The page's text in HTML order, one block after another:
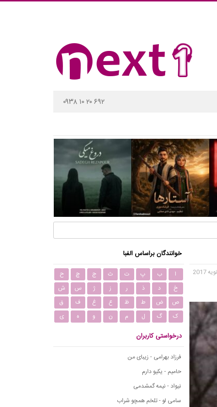
۰۹۳۸ ۱۰ ۲۰ ۶۹۲
خوانندگان براساس الفبا
ا ب پ ت ث ج چ
ح
خ
د ذ ر ز ژ س
ش
ص
ض ط ظ ع غ ف
ق
ک
گ ل م ن و ه ی
درخواستی کاربران
فرزاد بهرامی - زیبای من
حامیم - یکیو دارم
نیواد - نیمه گمشدمی
سامی لو - تلخم همچو شراب